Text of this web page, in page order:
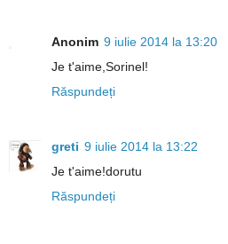
Anonim 9 iulie 2014 la 13:20
Je t'aime,Sorinel!
Răspundeți
greti 9 iulie 2014 la 13:22
Je t'aime!dorutu
Răspundeți